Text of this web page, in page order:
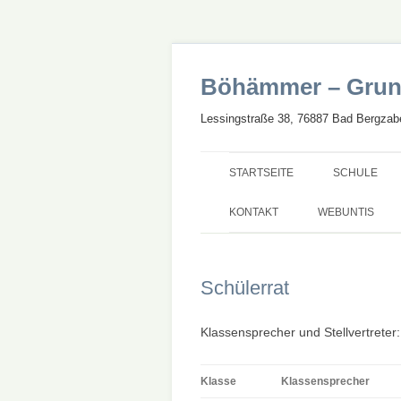
Böhämmer –
Lessingstraße 38, 76887 Bad
STARTSEITE SCHULE
UNSERE
KONTAKT WEBUNTIS
Schülerrat
Klassensprecher und
Klasse Klassensprecher